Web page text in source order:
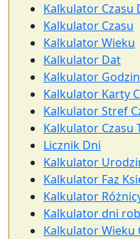
Kalkulator Czasu
Kalkulator Czasu
Kalkulator Wieku
Kalkulator Dat
Kalkulator Godzin
Kalkulator Karty
Kalkulator Stref
Kalkulator Czasu
Licznik Dni
Kalkulator
Kalkulator Faz
Kalkulator
Kalkulator dni
Kalkulator Wieku